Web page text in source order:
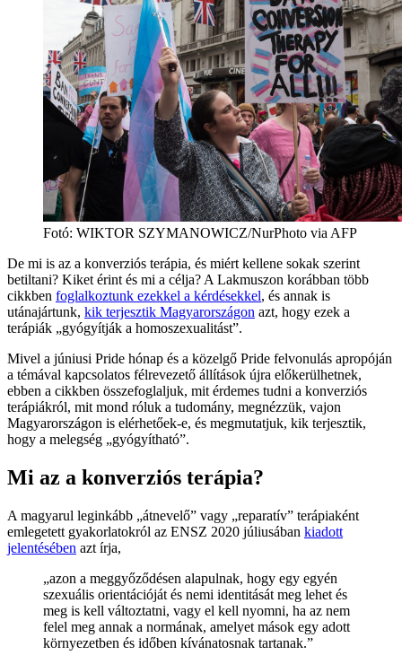
Fotó: WIKTOR SZYMANOWICZ/NurPhoto via AFP
De mi is az a konverziós terápia, és miért kellene sokak szerint
betiltani? Kiket érint és mi a célja? A Lakmuszon korábban több
cikkben foglalkoztunk ezekkel a kérdésekkel, és annak is
utánajártunk, kik terjesztik Magyarországon azt, hogy ezek a
terápiák „gyógyítják a homoszexualitást”.
Mivel a júniusi Pride hónap és a közelgő Pride felvonulás apropóján
a témával kapcsolatos félrevezető állítások újra előkerülhetnek,
ebben a cikkben összefoglaljuk, mit érdemes tudni a konverziós
terápiákról, mit mond róluk a tudomány, megnézzük, vajon
Magyarországon is elérhetőek-e, és megmutatjuk, kik terjesztik,
hogy a melegség „gyógyítható”.
Mi az a konverziós terápia?
A magyarul leginkább „átnevelő” vagy „reparatív” terápiaként
emlegetett gyakorlatokról az ENSZ 2020 júliusában kiadott
jelentésében azt írja,
„azon a meggyőződésen alapulnak, hogy egy egyén
szexuális orientációját és nemi identitását meg lehet és
meg is kell változtatni, vagy el kell nyomni, ha az nem
felel meg annak a normának, amelyet mások egy adott
környezetben és időben kívánatosnak tartanak.”